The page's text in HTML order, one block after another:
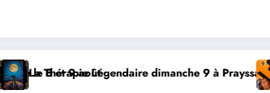
9 à Prayssac Expérience RADIO,